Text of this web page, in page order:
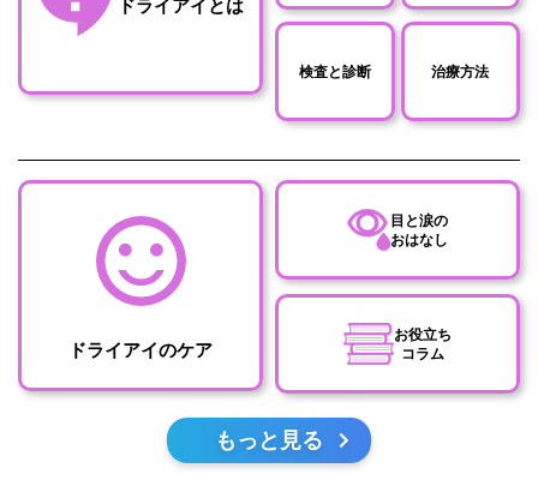
ドライアイとは
検査と診断 治療方法
ドライアイのケア
目と涙の
おはなし
お役立ち
コラム
もっと見る